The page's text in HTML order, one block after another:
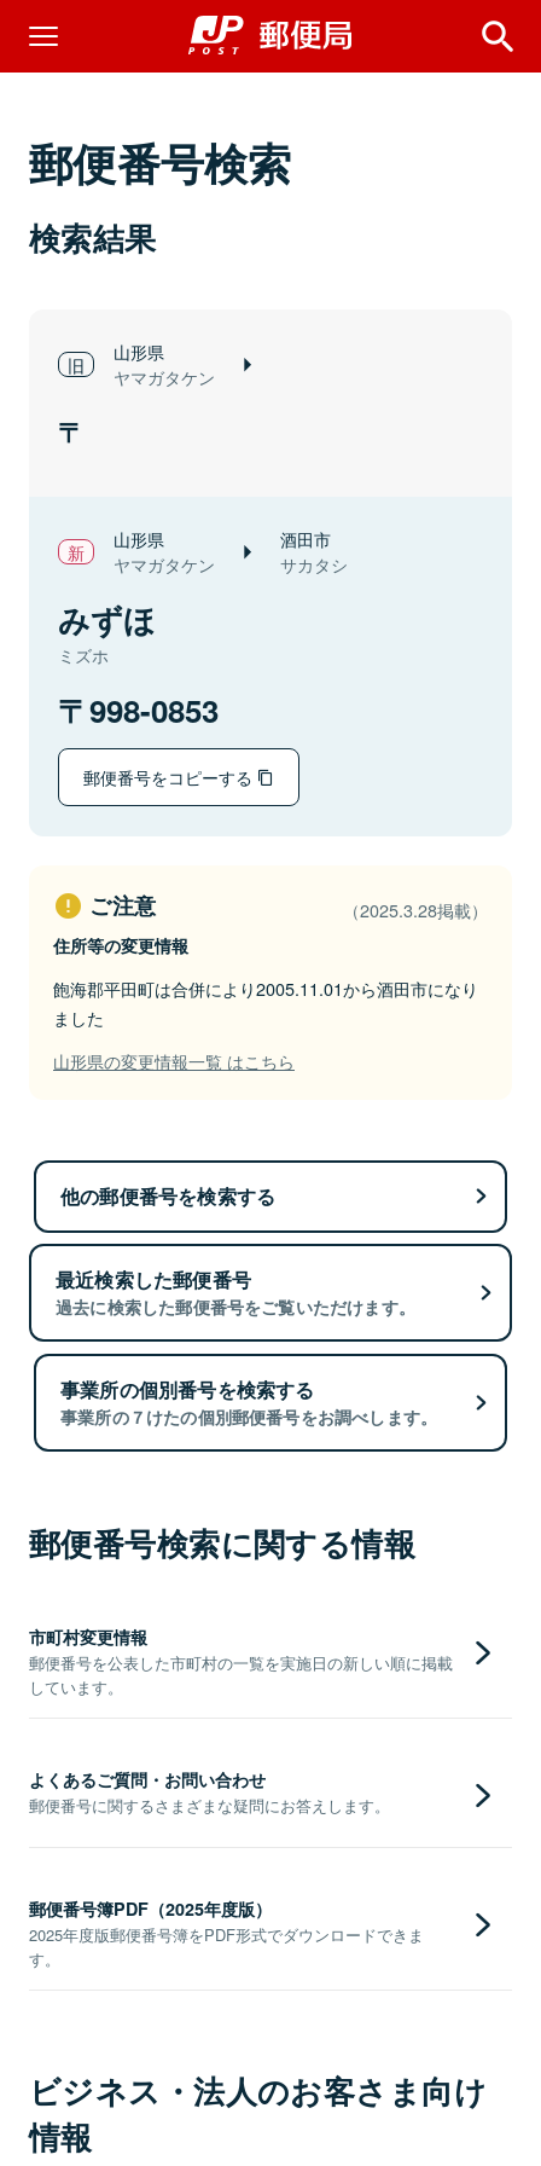
郵便番号検索
検索結果
山形県
ヤマガタケン
山形県
ヤマガタケン
酒田市
サカタシ
みずほ
ミズホ
998-0853
郵便番号をコピーする
ご注意 （2025.3.28掲載）
住所等の変更情報
飽海郡平田町は合併により2005.11.01から酒田市になり
ました
山形県の変更情報一覧 はこちら
他の郵便番号を検索する
最近検索した郵便番号
過去に検索した郵便番号をご覧いただけます。
事業所の個別番号を検索する
事業所の７けたの個別郵便番号をお調べします。
郵便番号検索に関する情報
市町村変更情報
郵便番号を公表した市町村の一覧を実施日の新しい順に掲載
しています。
よくあるご質問・お問い合わせ
郵便番号に関するさまざまな疑問にお答えします。
郵便番号簿PDF（2025年度版）
2025年度版郵便番号簿をPDF形式でダウンロードできま
す。
ビジネス・法人のお客さま向け
情報